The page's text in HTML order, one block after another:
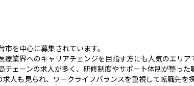
を中心に募集されています。
業界へのキャリアチェンジを目指す方にも人気のエリア
ェーンの求人が多く、研修制度やサポート体制が整った
人も見られ、ワークライフバランスを重視して転職先を